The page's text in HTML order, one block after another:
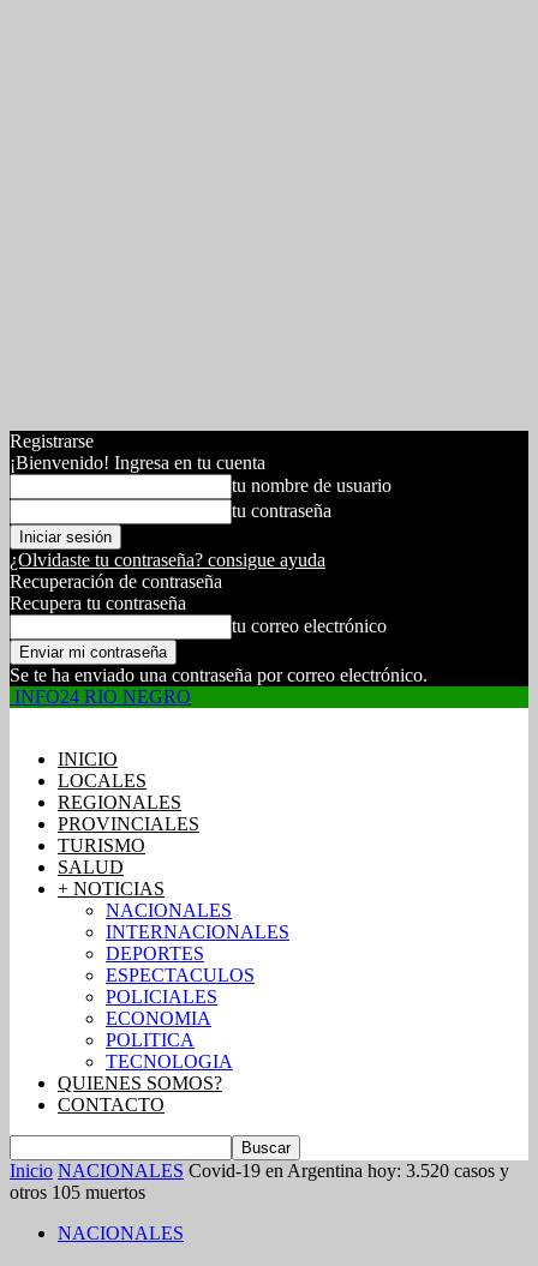
Registrarse
¡Bienvenido! Ingresa en tu cuenta
tu nombre de usuario
tu contraseña
¿Olvidaste tu contraseña? consigue ayuda
Recuperación de contraseña
Recupera tu contraseña
tu correo electrónico
Se te ha enviado una contraseña por correo electrónico.
INFO24 RIO NEGRO
INICIO
LOCALES
REGIONALES
PROVINCIALES
TURISMO
SALUD
+ NOTICIAS
NACIONALES
INTERNACIONALES
DEPORTES
ESPECTACULOS
POLICIALES
ECONOMIA
POLITICA
TECNOLOGIA
QUIENES SOMOS?
CONTACTO
Inicio NACIONALES Covid-19 en Argentina hoy: 3.520 casos y
otros 105 muertos
NACIONALES